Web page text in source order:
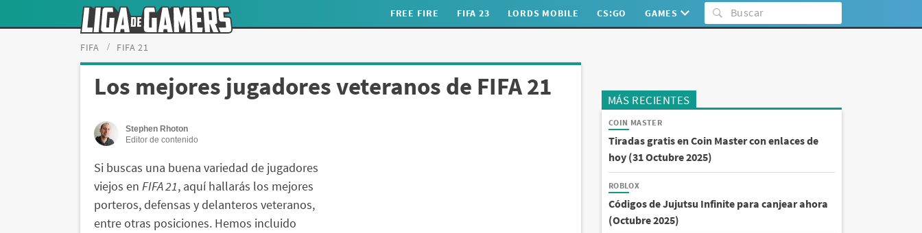
FREE FIRE FIFA 23 LORDS MOBILE CS:GO GAMES
FIFA FIFA 21
Los mejores jugadores veteranos de FIFA 21
Stephen Rhoton
Editor de contenido
Si buscas una buena variedad de jugadores
viejos en FIFA 21, aquí hallarás los mejores
porteros, defensas y delanteros veteranos,
entre otras posiciones. Hemos incluido
MÁS RECIENTES
COIN MASTER
Tiradas gratis en Coin Master con enlaces de
hoy (31 Octubre 2025)
ROBLOX
Códigos de Jujutsu Infinite para canjear ahora
(Octubre 2025)